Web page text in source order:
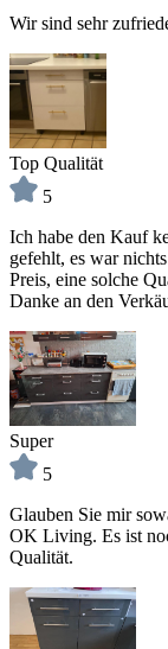
Wir sind sehr
Top Qualität
5
Ich habe den Kauf
gefehlt, es war
Preis, eine solche
Danke an den
Super
5
Glauben Sie mir
OK Living. Es ist
Qualität.